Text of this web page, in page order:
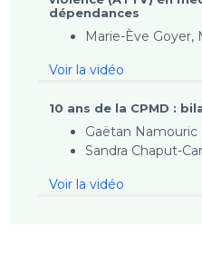
dépendances
Marie-Ève Goyer,
Voir la vidéo
10 ans de la CPMD :
Gaëtan Namouric
Sandra Chaput-
Voir la vidéo